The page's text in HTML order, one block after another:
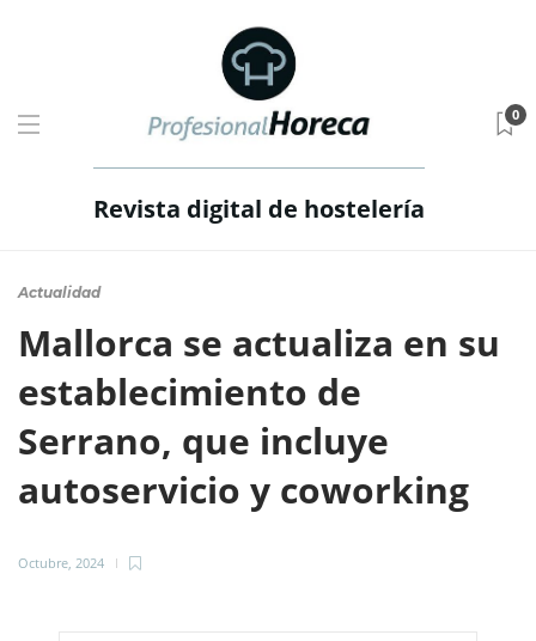
Revista digital de hostelería
0
Actualidad
Mallorca se actualiza en su
establecimiento de
Serrano, que incluye
autoservicio y coworking
Octubre, 2024